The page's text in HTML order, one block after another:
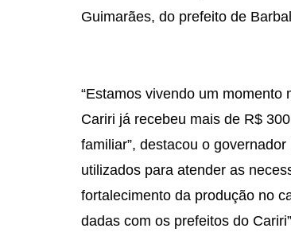
Guimarães, do prefeito de
“Estamos vivendo um
Cariri já recebeu mais de R$
familiar”, destacou o
utilizados para atender as
fortalecimento da produção no
dadas com os prefeitos do